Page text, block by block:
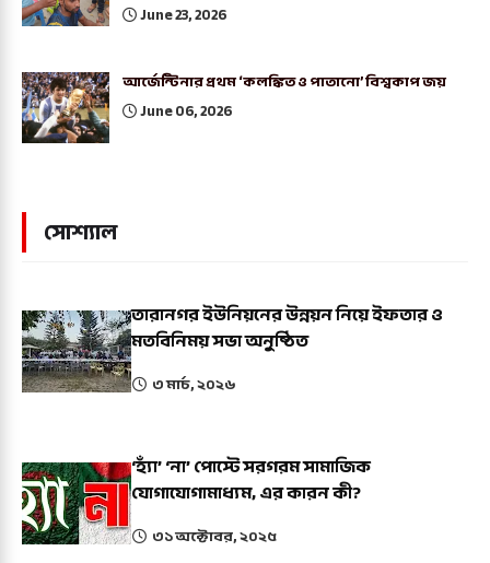
June 23, 2026
আর্জেন্টিনার প্রথম ‘কলঙ্কিত ও পাতানো’ বিশ্বকাপ জয়
June 06, 2026
সোশ্যাল
তারানগর ইউনিয়নের উন্নয়ন নিয়ে ইফতার ও
মতবিনিময় সভা অনুষ্ঠিত
৩ মার্চ, ২০২৬
‘হ্যাঁ’ ‘না’ পোস্টে সরগরম সামাজিক
যোগাযোগামাধ্যম, এর কারন কী?
৩১ অক্টোবর, ২০২৫